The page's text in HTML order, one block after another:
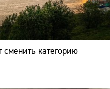
сменить категорию